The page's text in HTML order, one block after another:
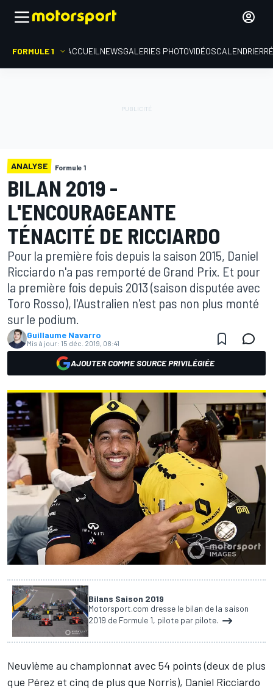
FORMULE 1 ACCUEIL NEWSGALERIES PHOTOVIDÉOSCALENDRIER
ANALYSE Formule 1
BILAN 2019 -
L'ENCOURAGEANTE
TÉNACITÉ DE RICCIARDO
Pour la première fois depuis la saison 2015, Daniel
Ricciardo n'a pas remporté de Grand Prix. Et pour
la première fois depuis 2013 (saison disputée avec
Toro Rosso), l'Australien n'est pas non plus monté
sur le podium.
Guillaume Navarro
Mis à jour: 15 déc. 2019, 08:41
AJOUTER COMME SOURCE PRIVILÉGIÉE
Bilans Saison 2019
Motorsport.com dresse le bilan de la saison
2019 de Formule 1, pilote par pilote.
Neuvième au championnat avec 54 points (deux de plus
que Pérez et cinq de plus que Norris), Daniel Ricciardo